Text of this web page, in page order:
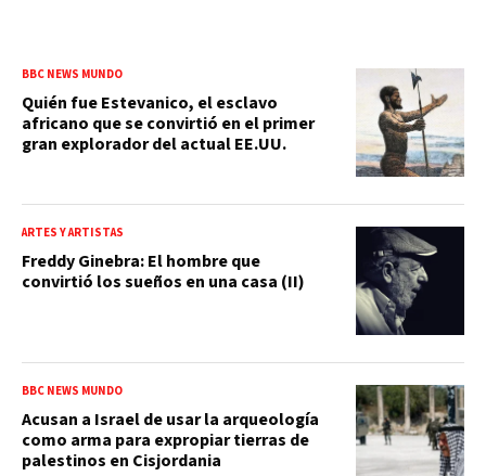
BBC NEWS MUNDO
Quién fue Estevanico, el esclavo
africano que se convirtió en el primer
gran explorador del actual EE.UU.
ARTES Y ARTISTAS
Freddy Ginebra: El hombre que
convirtió los sueños en una casa (II)
BBC NEWS MUNDO
Acusan a Israel de usar la arqueología
como arma para expropiar tierras de
palestinos en Cisjordania